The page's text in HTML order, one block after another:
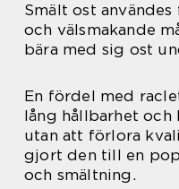
Smält ost
och välsmakande
bära med sig ost
En fördel med
lång hållbarhet och
utan att förlora
gjort den till en
och smältning.